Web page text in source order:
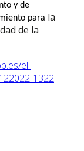
y de
para la
de la
el-
1322